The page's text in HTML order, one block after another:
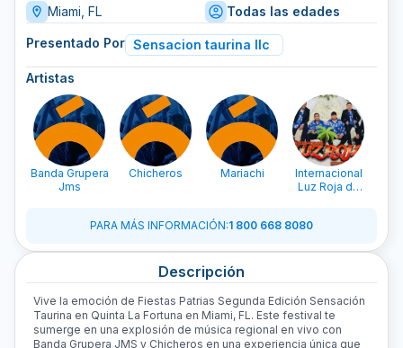
Miami, FL Todas las edades
Presentado Por Sensacion taurina llc
Artistas
Banda Grupera
Jms
Chicheros Mariachi
Internacional
Luz Roja de
PARA MÁS INFORMACIÓN:1 800 668 8080
Descripción
Vive la emoción de Fiestas Patrias Segunda Edición Sensación
Taurina en Quinta La Fortuna en Miami, FL. Este festival te
sumerge en una explosión de música regional en vivo con
Banda Grupera JMS y Chicheros en una experiencia única que